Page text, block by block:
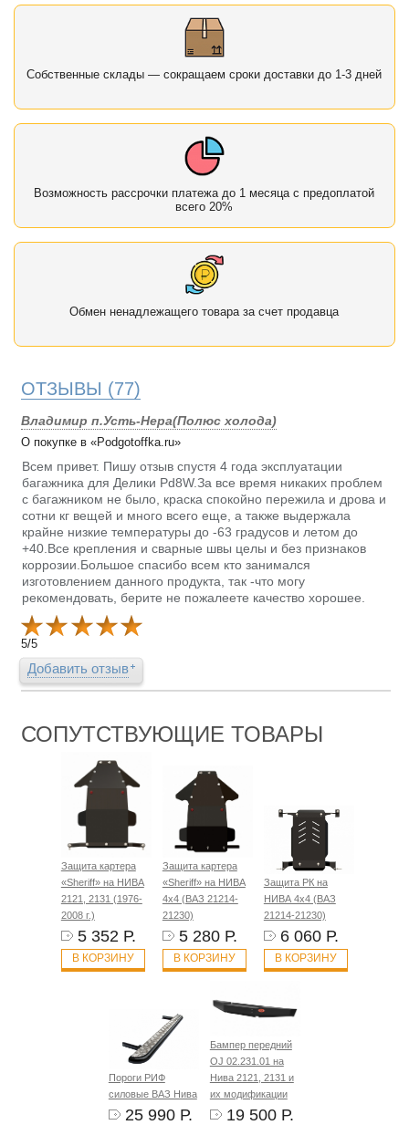
Собственные склады — сокращаем сроки доставки до 1-3 дней
Возможность рассрочки платежа до 1 месяца с предоплатой
всего 20%
Обмен ненадлежащего товара за счет продавца
ОТЗЫВЫ (77)
Владимир п.Усть-Нера(Полюс холода)
О покупке в «Podgotoffka.ru»
Всем привет. Пишу отзыв спустя 4 года эксплуатации
багажника для Делики Pd8W.За все время никаких проблем
с багажником не было, краска спокойно пережила и дрова и
сотни кг вещей и много всего еще, а также выдержала
крайне низкие температуры до -63 градусов и летом до
+40.Все крепления и сварные швы целы и без признаков
коррозии.Большое спасибо всем кто занимался
изготовлением данного продукта, так -что могу
рекомендовать, берите не пожалеете качество хорошее.
5/5
Добавить отзыв
СОПУТСТВУЮЩИЕ ТОВАРЫ
Защита картера
«Sheriff» на НИВА
2121, 2131 (1976-
2008 г.)
5 352 Р.
В КОРЗИНУ
Защита картера
«Sheriff» на НИВА
4x4 (ВАЗ 21214-
21230)
5 280 Р.
В КОРЗИНУ
Защита РК на
НИВА 4x4 (ВАЗ
21214-21230)
6 060 Р.
В КОРЗИНУ
Пороги РИФ
силовые ВАЗ Нива
25 990 Р.
Бампер передний
OJ 02.231.01 на
Нива 2121, 2131 и
их модификации
19 500 Р.